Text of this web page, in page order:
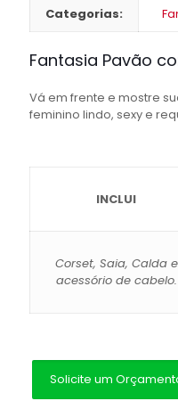
Categorias:
Fantasia Pavão
Vá em frente e mostre
feminino lindo, sexy e
INCLUI
Corset, Saia, Calda e
acessório de cabelo.
Solicite um